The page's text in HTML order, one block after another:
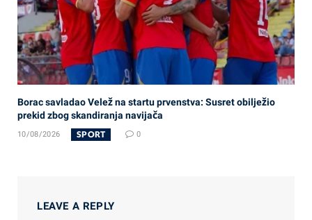
Borac savladao Velež na startu prvenstva: Susret obilježio
prekid zbog skandiranja navijača
10/08/2026 SPORT 0
LEAVE A REPLY